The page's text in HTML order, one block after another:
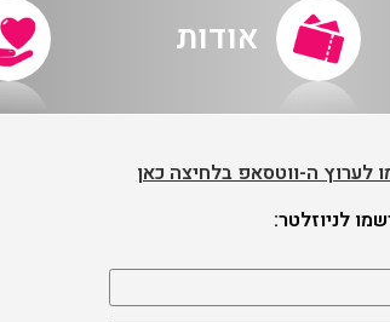
אודות
לערוץ ה-ווטסאפ בלחיצה כאן
לניוזלטר: